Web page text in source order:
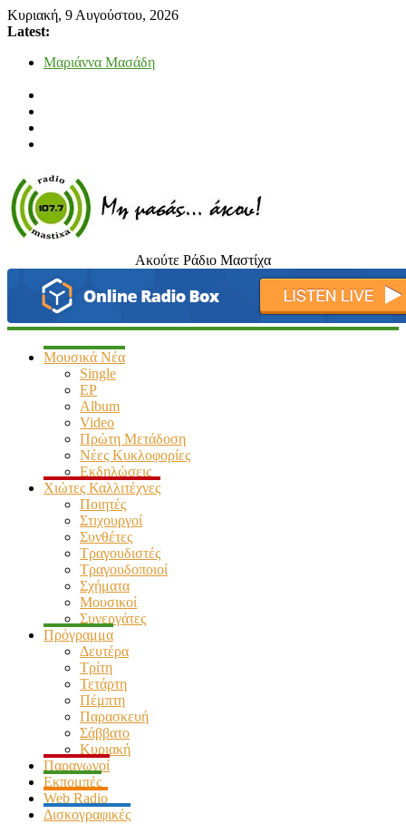
Κυριακή, 9 Αυγούστου, 2026
Latest:
Μαριάννα Μασάδη
radiomastixa.gr
μασάς…
Ακούτε Ράδιο Μαστίχα
Μουσικά Νέα
Single
EP
Album
Video
Πρώτη Μετάδοση
Νέες Κυκλοφορίες
Εκδηλώσεις
Χιώτες Καλλιτέχνες
Ποιητές
Στιχουργοί
Συνθέτες
Τραγουδιστές
Τραγουδοποιοί
Σχήματα
Μουσικοί
Συνεργάτες
Πρόγραμμα
Δευτέρα
Τρίτη
Τετάρτη
Πέμπτη
Παρασκευή
Σάββατο
Κυριακή
Παραγωγοί
Εκπομπές
Web Radio
Δισκογραφικές